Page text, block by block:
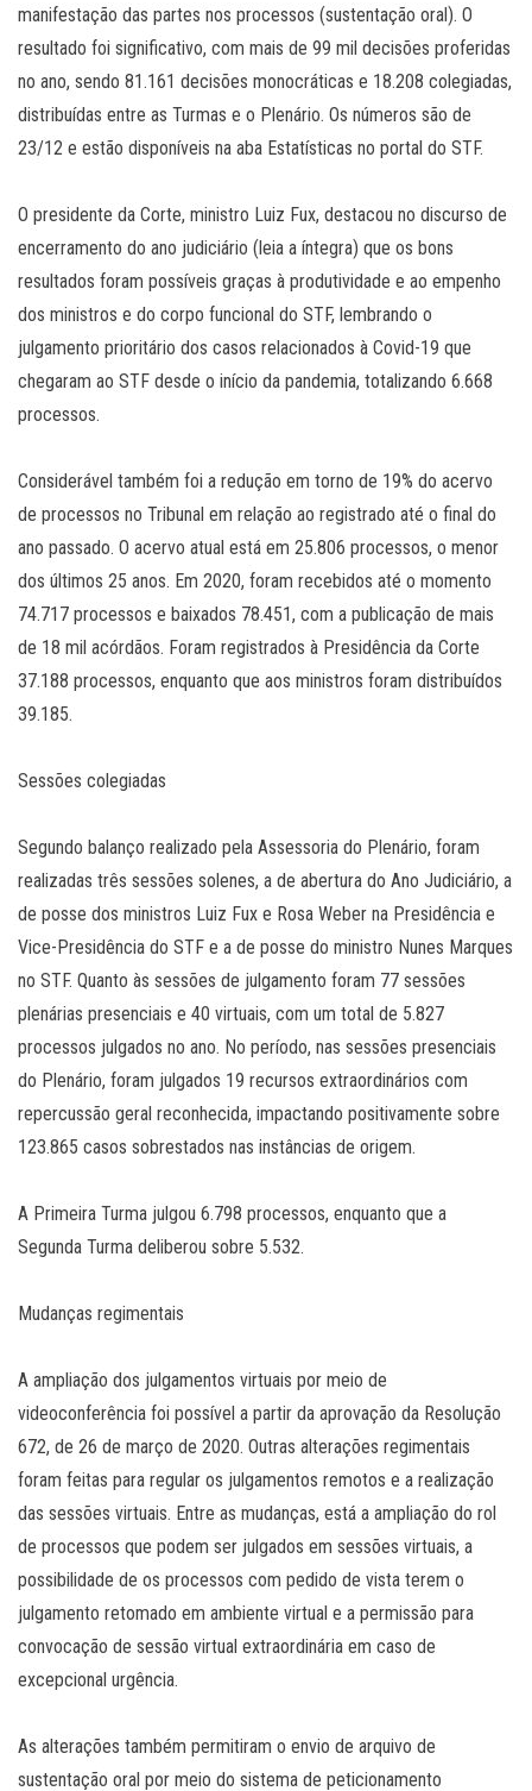
manifestação das partes nos processos (sustentação oral). O
resultado foi significativo, com mais de 99 mil decisões proferidas
no ano, sendo 81.161 decisões monocráticas e 18.208 colegiadas,
distribuídas entre as Turmas e o Plenário. Os números são de
23/12 e estão disponíveis na aba Estatísticas no portal do STF.
O presidente da Corte, ministro Luiz Fux, destacou no discurso de
encerramento do ano judiciário (leia a íntegra) que os bons
resultados foram possíveis graças à produtividade e ao empenho
dos ministros e do corpo funcional do STF, lembrando o
julgamento prioritário dos casos relacionados à Covid-19 que
chegaram ao STF desde o início da pandemia, totalizando 6.668
processos.
Considerável também foi a redução em torno de 19% do acervo
de processos no Tribunal em relação ao registrado até o final do
ano passado. O acervo atual está em 25.806 processos, o menor
dos últimos 25 anos. Em 2020, foram recebidos até o momento
74.717 processos e baixados 78.451, com a publicação de mais
de 18 mil acórdãos. Foram registrados à Presidência da Corte
37.188 processos, enquanto que aos ministros foram distribuídos
39.185.
Sessões colegiadas
Segundo balanço realizado pela Assessoria do Plenário, foram
realizadas três sessões solenes, a de abertura do Ano Judiciário, a
de posse dos ministros Luiz Fux e Rosa Weber na Presidência e
Vice-Presidência do STF e a de posse do ministro Nunes Marques
no STF. Quanto às sessões de julgamento foram 77 sessões
plenárias presenciais e 40 virtuais, com um total de 5.827
processos julgados no ano. No período, nas sessões presenciais
do Plenário, foram julgados 19 recursos extraordinários com
repercussão geral reconhecida, impactando positivamente sobre
123.865 casos sobrestados nas instâncias de origem.
A Primeira Turma julgou 6.798 processos, enquanto que a
Segunda Turma deliberou sobre 5.532.
Mudanças regimentais
A ampliação dos julgamentos virtuais por meio de
videoconferência foi possível a partir da aprovação da Resolução
672, de 26 de março de 2020. Outras alterações regimentais
foram feitas para regular os julgamentos remotos e a realização
das sessões virtuais. Entre as mudanças, está a ampliação do rol
de processos que podem ser julgados em sessões virtuais, a
possibilidade de os processos com pedido de vista terem o
julgamento retomado em ambiente virtual e a permissão para
convocação de sessão virtual extraordinária em caso de
excepcional urgência.
As alterações também permitiram o envio de arquivo de
sustentação oral por meio do sistema de peticionamento